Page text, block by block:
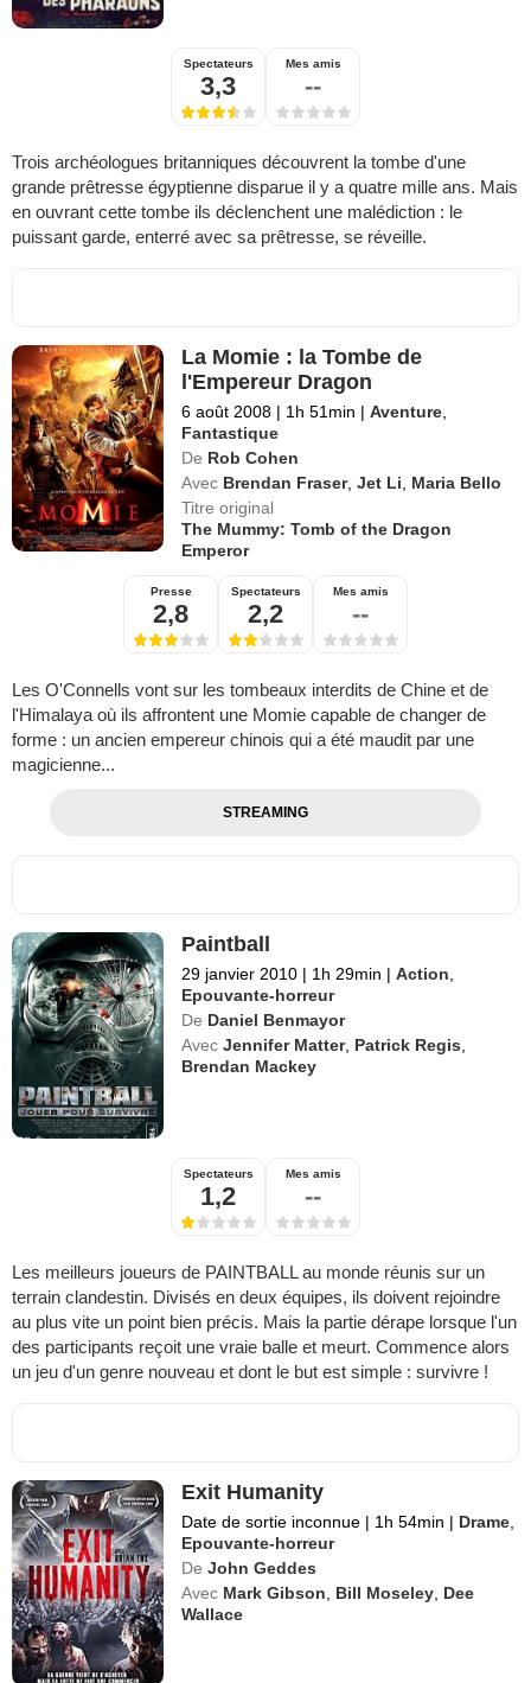
Spectateurs
3,3
Mes amis
--
Trois archéologues britanniques découvrent la tombe d'une
grande prêtresse égyptienne disparue il y a quatre mille ans. Mais
en ouvrant cette tombe ils déclenchent une malédiction : le
puissant garde, enterré avec sa prêtresse, se réveille.
La Momie : la Tombe de
l'Empereur Dragon
6 août 2008 | 1h 51min | Aventure,
Fantastique
De Rob Cohen
Avec Brendan Fraser,Jet Li, Maria Bello
Titre original
The Mummy: Tomb of the Dragon
Emperor
Presse
2,8
Spectateurs
2,2
Mes amis
--
Les O'Connells vont sur les tombeaux interdits de Chine et de
l'Himalaya où ils affrontent une Momie capable de changer de
forme : un ancien empereur chinois qui a été maudit par une
magicienne...
STREAMING
Paintball
29 janvier 2010 | 1h 29min | Action,
Epouvante-horreur
De Daniel Benmayor
Avec Jennifer Matter, Patrick Regis,
Brendan Mackey
Spectateurs
1,2
Mes amis
--
Les meilleurs joueurs de PAINTBALL au monde réunis sur un
terrain clandestin. Divisés en deux équipes, ils doivent rejoindre
au plus vite un point bien précis. Mais la partie dérape lorsque l'un
des participants reçoit une vraie balle et meurt. Commence alors
un jeu d'un genre nouveau et dont le but est simple : survivre !
Exit Humanity
Date de sortie inconnue | 1h 54min | Drame,
Epouvante-horreur
De John Geddes
Avec Mark Gibson, Bill Moseley, Dee
Wallace